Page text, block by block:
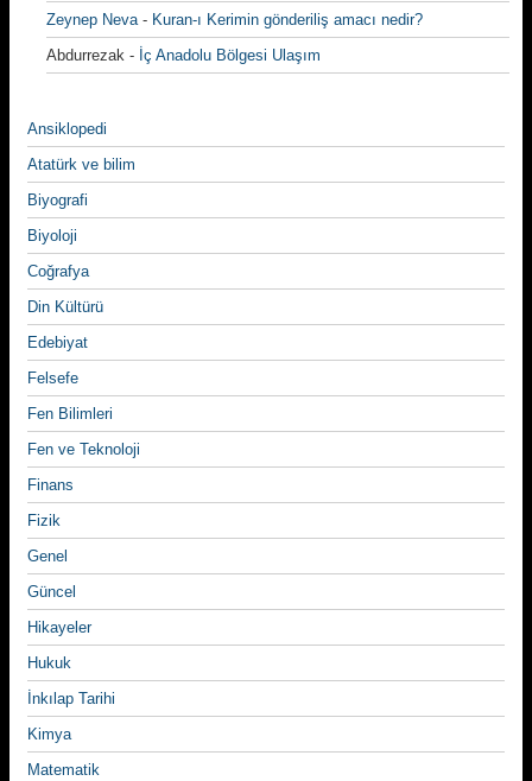
Zeynep Neva- Kuran-ı Kerimin gönderiliş amacı nedir?
Abdurrezak - İç Anadolu Bölgesi Ulaşım
Ansiklopedi
Atatürk ve bilim
Biyografi
Biyoloji
Coğrafya
Din Kültürü
Edebiyat
Felsefe
Fen Bilimleri
Fen ve Teknoloji
Finans
Fizik
Genel
Güncel
Hikayeler
Hukuk
İnkılap Tarihi
Kimya
Matematik